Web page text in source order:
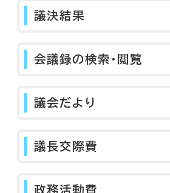
議決結果
会議録の検索・閲覧
議会だより
議長交際費
政務活動費